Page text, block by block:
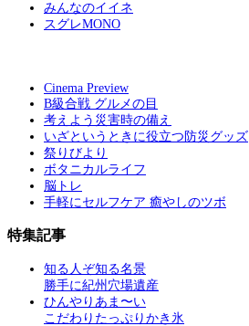
みんなのイイネ
スグレMONO
Cinema Preview
B級合戦 グルメの目
考えよう災害時の備え
いざというときに役立つ防災グッズ
祭りびより
ボタニカルライフ
脳トレ
手軽にセルフケア 癒やしのツボ
特集記事
知る人ぞ知る名景
勝手に紀州穴場遺産
ひんやりあま〜い
こだわりたっぷりかき氷